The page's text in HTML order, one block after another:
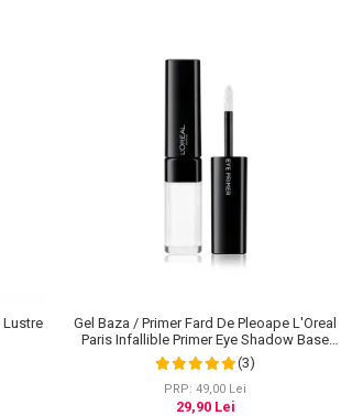
Lustre
Gel Baza / Primer Fard De Pleoape L'Oreal
Paris Infallible Primer Eye Shadow Base
100, 3 ml (3)
PRP: 49,00 Lei
29,90 Lei